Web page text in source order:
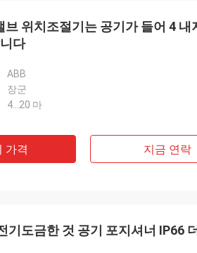
브 위치조절기는 공기가 들어 4
다
ABB
장군
4...20 마
가격 지금 연락
기도금한 것 공기 포지셔너 IP66